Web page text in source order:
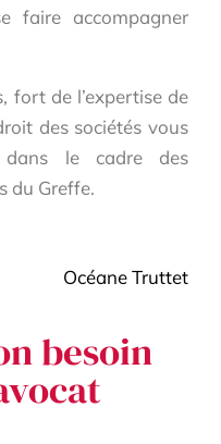
faire accompagner
fort de l’expertise de
des sociétés vous
dans le cadre des
du Greffe.
Océane Truttet
besoin